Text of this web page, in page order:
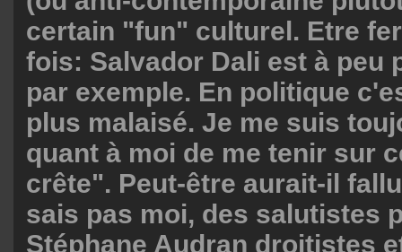
certain "fun" culturel. Etre
fois: Salvador Dali est à peu
par exemple. En politique
plus malaisé. Je me suis
quant à moi de me tenir sur
crête". Peut-être aurait-il
sais pas moi, des salutistes
Stéphane Audran droitistes